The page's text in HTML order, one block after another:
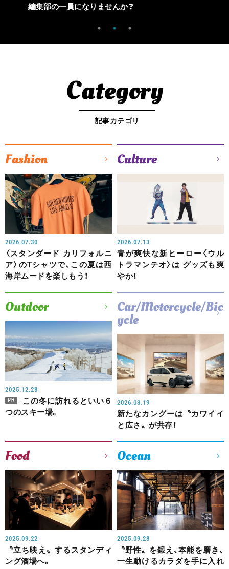
Category
記事カテゴリ
Fashion
2026.07.30
〈スタンダード カリフォルニ
ア〉のTシャツで、この夏は西
海岸ムードを楽しもう！
Culture
2026.07.13
青が爽快な新ヒーロー〈ウル
トラマンテオ〉は グッズも爽
やか！
Outdoor
2025.12.28
PR
この冬に訪れるといい６
つのスキー場。
Car/Motorcycle/Bic
ycle
2026.03.19
新たなカングーは〝カワイイ
と広さ〟が共存！
Food
2025.09.22
〝立ち映え〟するスタンディ
ング酒場へ。
Ocean
2025.09.28
〝野性〟を鍛え、本能を磨き、
一生動けるカラダを手に入れ